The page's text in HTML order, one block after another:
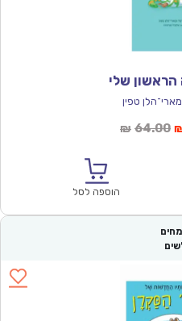
הראשון שלי
טפין
₪ 64.00
הוספה לסל